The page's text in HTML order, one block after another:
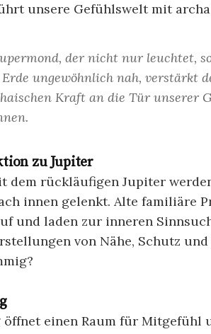
unsere Gefühlswelt mit
der nicht nur leuchtet,
ungewöhnlich nah, verstärkt
Kraft an die Tür unserer
zu Jupiter
dem rückläufigen Jupiter
innen gelenkt. Alte familiäre
und laden zur inneren
von Nähe, Schutz
öffnet einen Raum für Mitgefühl